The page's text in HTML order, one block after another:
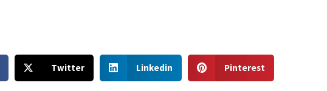
h
Twitter
h
Linkedin
h
Pinterest